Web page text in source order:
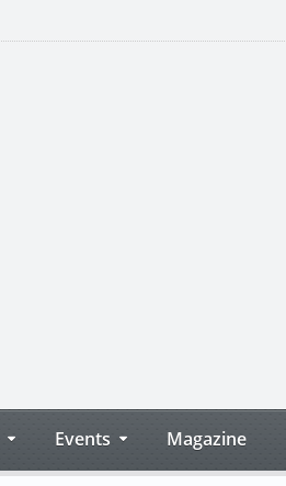
Events Magazine